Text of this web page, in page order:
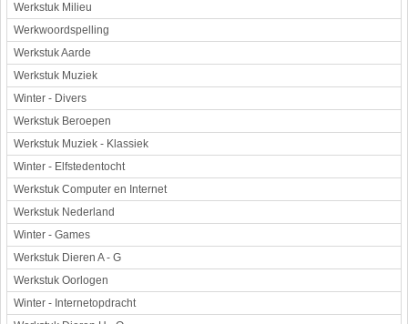
Werkstuk Milieu
Werkwoordspelling
Werkstuk Aarde
Werkstuk Muziek
Winter - Divers
Werkstuk Beroepen
Werkstuk Muziek - Klassiek
Winter - Elfstedentocht
Werkstuk Computer en Internet
Werkstuk Nederland
Winter - Games
Werkstuk Dieren A - G
Werkstuk Oorlogen
Winter - Internetopdracht